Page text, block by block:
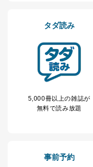
期限など、商品の
せていただく場合が
A.開示等の求めの
開示等の求めは、
し付けください。
■電話による場合
タダ読み
5,000冊以上の雑誌が
無料で読み放題
事前予約